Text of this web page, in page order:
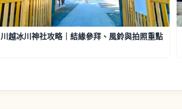
川越冰川神社攻略｜結緣參拜、風鈴與拍照重點